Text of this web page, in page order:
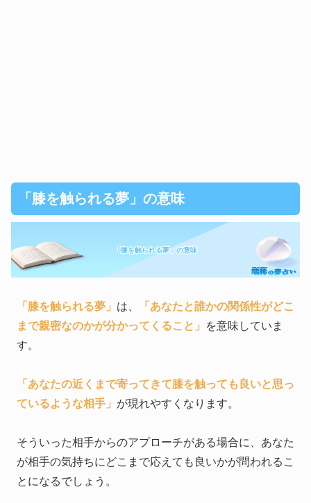
「膝を触られる夢」の意味
「膝を触られる夢」の意味
「膝を触られる夢」 は、
「あなたと誰かの関係性がどこ
まで親密なのかが分かってくること」
を意味していま
す。
「あなたの近くまで寄ってきて膝を触っても良いと思っ
ているような相手」 が現れやすくなります。
そういった相手からのアプローチがある場合に、あなた
が相手の気持ちにどこまで応えても良いかが問われるこ
とになるでしょう。